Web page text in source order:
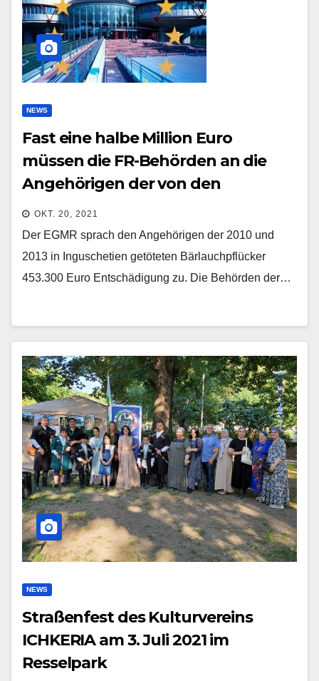
NEWS
Fast eine halbe Million Euro
müssen die FR-Behörden an die
Angehörigen der von den
Sicherheitskräften „versehentlich“
getöteten Einwohner
Tschetscheniens zahlen
OKT. 20, 2021
Der EGMR sprach den Angehörigen der 2010 und
2013 in Inguschetien getöteten Bärlauchpflücker
453.300 Euro Entschädigung zu. Die Behörden der…
NEWS
Straßenfest des Kulturvereins
ICHKERIA am 3. Juli 2021 im
Resselpark